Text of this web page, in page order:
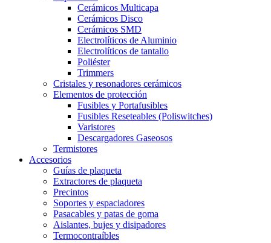
Cerámicos Multicapa
Cerámicos Disco
Cerámicos SMD
Electrolíticos de Aluminio
Electrolíticos de tantalio
Poliéster
Trimmers
Cristales y resonadores cerámicos
Elementos de protección
Fusibles y Portafusibles
Fusibles Reseteables (Poliswitches)
Varistores
Descargadores Gaseosos
Termistores
Accesorios
Guías de plaqueta
Extractores de plaqueta
Precintos
Soportes y espaciadores
Pasacables y patas de goma
Aislantes, bujes y disipadores
Termocontraíbles